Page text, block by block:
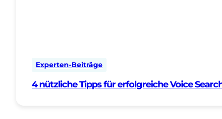
Experten-Beiträge
4 nützliche Tipps für erfolgreiche Voice